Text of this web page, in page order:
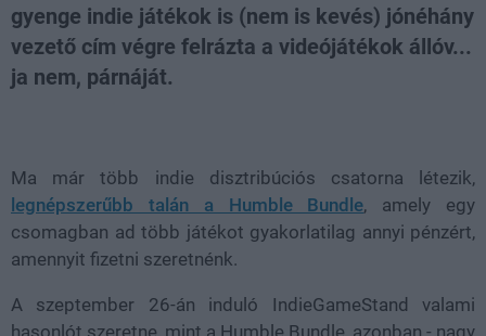
gyenge indie játékok is (nem is kevés) jónéhány
vezető cím végre felrázta a videójátékok állóv...
ja nem, párnáját.
Ma már több indie disztribúciós csatorna létezik,
legnépszerűbb talán a Humble Bundle, amely egy
csomagban ad több játékot gyakorlatilag annyi pénzért,
amennyit fizetni szeretnénk.
A szeptember 26-án induló IndieGameStand valami
hasonlót szeretne, mint a Humble Bundle, azonban - nagy